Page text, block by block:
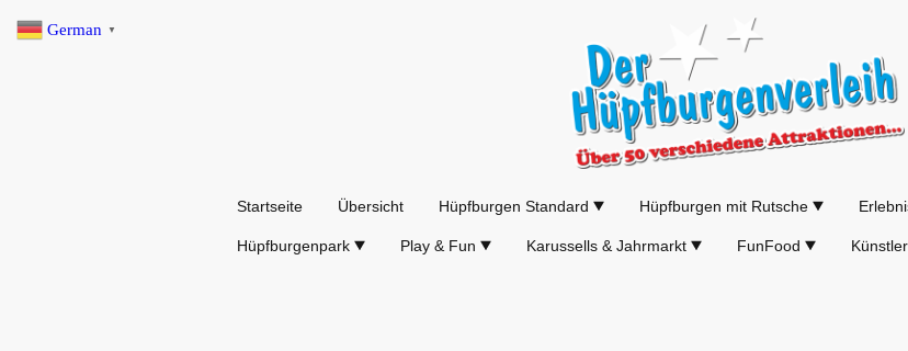
Startseite Übersicht Hüpfburgen Standard Hüpfburgen mit Rutsche
Hüpfburgenpark Play & Fun Karussells & Jahrmarkt FunFood Künstler
German ▼